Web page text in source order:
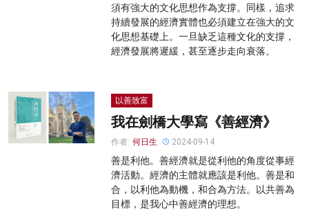
須有強大的文化思想作為支撐。同樣，追求
持續發展的經濟實體也必須建立在強大的文
化思想基礎上。一旦缺乏這種文化的支撐，
經濟發展將遲緩，甚至逐步走向衰落。
以善致富
我在劍橋大學寫《善經濟》
作者: 何日生 2024-09-14
善是利他。善經濟就是從利他的角度從事經
濟活動。經濟的主體就應該是利他。善是和
合，以利他為動機，和合為方法。以共善為
目標，是我心中善經濟的理想。